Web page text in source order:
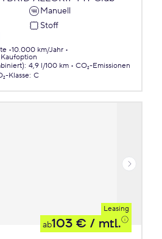
Manuell
Stoff
10.000 km/Jahr
: 4,9 l/100 km
CO₂-Emissionen
Klasse: C
Leasing
ab103 € / mtl.